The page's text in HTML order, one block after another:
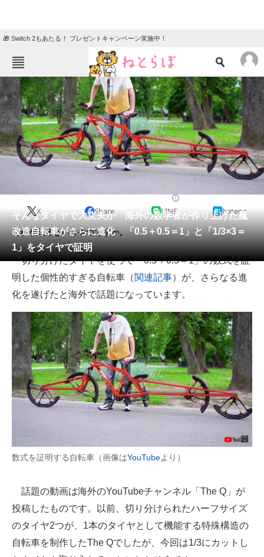
🎁 Switch 2もあたる！ プレゼントキャンペーン実施中！
ねとらぼメニュー
TOP ニュース
エンタメ クイズ
グルメ 地域
住まい 教育・育児
会員記事
メディア
注目記事を集めた総合ページ
ITの今と未来を見通す
スマホと通信の最新トレンド
進化するPCとデバイスの未来
好きが集まる 比べて選べる
ビジネスと働き方のヒント
マーケ×ITの今がよく分かる
企業向けIT製品の総合サイト
そんなタイヤで大丈夫か 海外の数学者が作り上げた魔
改造自転車がさらに進化 「0.5＋0.5＝1」と「1/3×3＝
1」をタイヤで証明
X Share LINE hatena
これが天才というやつですか。
切り分けたタイヤを使って「0.5＋0.5＝1」の数式を証
明した個性的すぎる自転車（関連記事）が、さらなる進
化を遂げたと海外で話題になっています。
数式を証明する自転車（画像はYouTubeより）
話題の動画は海外のYouTubeチャンネル「The Q」が
投稿したものです。以前、切り分けられたハーフサイズ
のタイヤ2つが、1本のタイヤとして機能する特殊構造の
自転車を制作したThe Qでしたが、今回は1/3にカットし